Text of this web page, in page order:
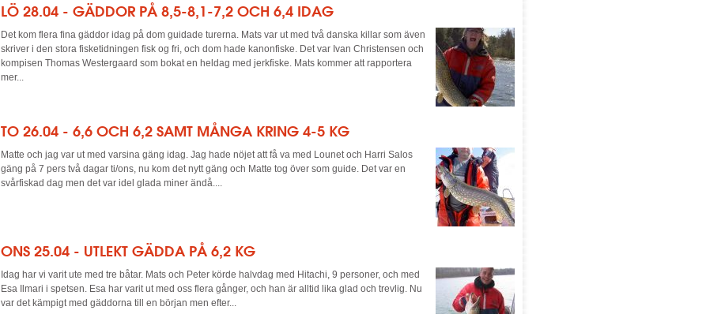
LÖ 28.04 - GÄDDOR PÅ 8,5-8,1-7,2 OCH 6,4 IDAG
Det kom flera fina gäddor idag på dom guidade turerna. Mats var ut med två danska killar som även
skriver i den stora fisketidningen fisk og fri, och dom hade kanonfiske. Det var Ivan Christensen och
kompisen Thomas Westergaard som bokat en heldag med jerkfiske. Mats kommer att rapportera
mer...
TO 26.04 - 6,6 OCH 6,2 SAMT MÅNGA KRING 4-5 KG
Matte och jag var ut med varsina gäng idag. Jag hade nöjet att få va med Lounet och Harri Salos
gäng på 7 pers två dagar ti/ons, nu kom det nytt gäng och Matte tog över som guide. Det var en
svårfiskad dag men det var idel glada miner ändå....
ONS 25.04 - UTLEKT GÄDDA PÅ 6,2 KG
Idag har vi varit ute med tre båtar. Mats och Peter körde halvdag med Hitachi, 9 personer, och med
Esa Ilmari i spetsen. Esa har varit ut med oss flera gånger, och han är alltid lika glad och trevlig. Nu
var det kämpigt med gäddorna till en början men efter...